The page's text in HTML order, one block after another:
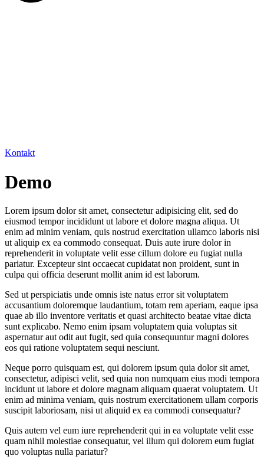
Kontakt
Demo
Lorem ipsum dolor sit amet, consectetur adipisicing elit, sed do
eiusmod tempor incididunt ut labore et dolore magna aliqua. Ut
enim ad minim veniam, quis nostrud exercitation ullamco laboris nisi
ut aliquip ex ea commodo consequat. Duis aute irure dolor in
reprehenderit in voluptate velit esse cillum dolore eu fugiat nulla
pariatur. Excepteur sint occaecat cupidatat non proident, sunt in
culpa qui officia deserunt mollit anim id est laborum.
Sed ut perspiciatis unde omnis iste natus error sit voluptatem
accusantium doloremque laudantium, totam rem aperiam, eaque ipsa
quae ab illo inventore veritatis et quasi architecto beatae vitae dicta
sunt explicabo. Nemo enim ipsam voluptatem quia voluptas sit
aspernatur aut odit aut fugit, sed quia consequuntur magni dolores
eos qui ratione voluptatem sequi nesciunt.
Neque porro quisquam est, qui dolorem ipsum quia dolor sit amet,
consectetur, adipisci velit, sed quia non numquam eius modi tempora
incidunt ut labore et dolore magnam aliquam quaerat voluptatem. Ut
enim ad minima veniam, quis nostrum exercitationem ullam corporis
suscipit laboriosam, nisi ut aliquid ex ea commodi consequatur?
Quis autem vel eum iure reprehenderit qui in ea voluptate velit esse
quam nihil molestiae consequatur, vel illum qui dolorem eum fugiat
quo voluptas nulla pariatur?